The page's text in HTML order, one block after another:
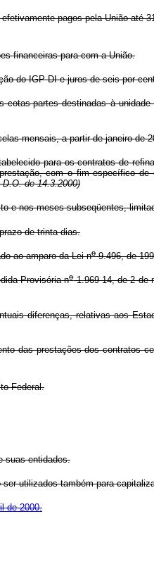
pagos pela União até
financeiras para com a União.
do IGP-DI e juros de seis por
partes destinadas à
mensais, a partir de janeiro de
para os contratos de
com o fim específico
de 14.3.2000)
e nos meses subseqüentes,
de trinta dias.
ao amparo da Lei no9.496, de
Provisória no1.969-14, de 2 de
diferenças, relativas aos
das prestações dos contratos
Federal.
suas entidades.
utilizados também para
de 2000.